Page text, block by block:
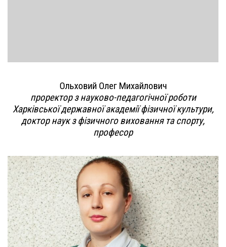
Ольховий Олег Михайлович
проректор з науково-педагогічної роботи
Харківської державної академії фізичної культури,
доктор наук з фізичного виховання та спорту,
професор